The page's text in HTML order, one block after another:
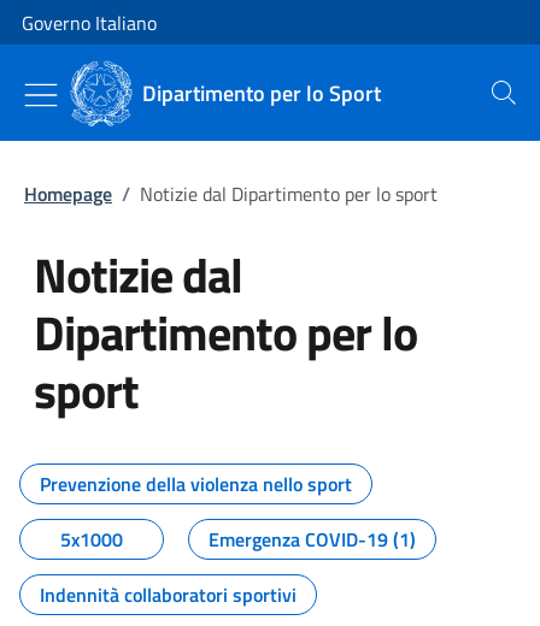
Vai al contenuto
Vai alla navigazione del sito
Governo Italiano
Dipartimento per lo Sport Cerca
Homepage / Notizie dal Dipartimento per lo sport
Notizie dal
Dipartimento per lo
sport
Tutti i contenuti della pagina
Prevenzione della violenza nello sport
5x1000
Emergenza COVID-19 (1)
Indennità collaboratori sportivi